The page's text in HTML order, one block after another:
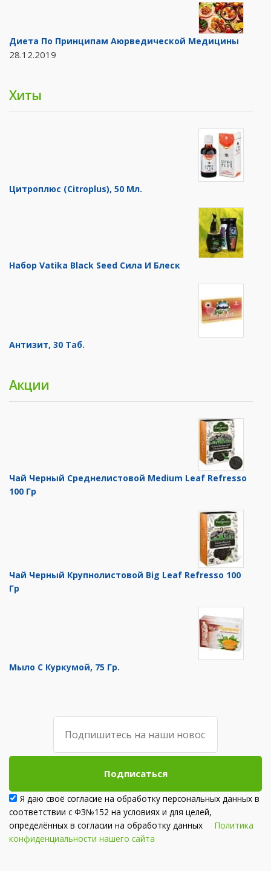
Диета По Принципам Аюрведической Медицины
28.12.2019
Хиты
Цитроплюс (Citroplus), 50 Мл.
Набор Vatika Black Seed Сила И Блеск
Антизит, 30 Таб.
Акции
Чай Черный Среднелистовой Medium Leaf Refresso
100 Гр
Чай Черный Крупнолистовой Big Leaf Refresso 100
Гр
Мыло С Куркумой, 75 Гр.
Подписаться
Я даю своё согласие на обработку персональных данных в
соответствии с ФЗ№152 на условиях и для целей,
определённых в согласии на обработку данных Политика
конфиденциальности нашего сайта